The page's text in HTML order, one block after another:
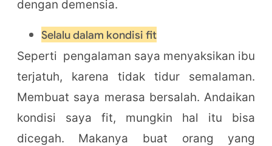
dengan demensia.
Selalu dalam kondisi fit
Seperti pengalaman saya menyaksikan ibu
terjatuh, karena tidak tidur semalaman.
Membuat saya merasa bersalah. Andaikan
kondisi saya fit, mungkin hal itu bisa
dicegah. Makanya buat orang yang